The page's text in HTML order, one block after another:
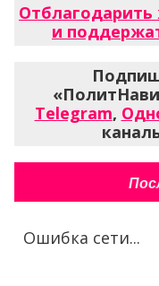
Отблагодарить
и
Telegram,
Ошибка сети...